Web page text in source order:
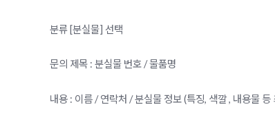
분류 [분실물] 선택
문의 제목 : 분실물 번호 / 물품명
내용 : 이름 / 연락처 / 분실물 정보 (특징, 색깔 , 내용물